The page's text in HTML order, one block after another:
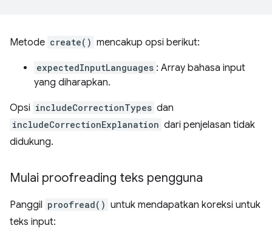
Metode create() mencakup opsi berikut:
expectedInputLanguages : Array bahasa input
yang diharapkan.
Opsi includeCorrectionTypes dan
includeCorrectionExplanation dari penjelasan tidak
didukung.
Mulai proofreading teks pengguna
Panggil proofread() untuk mendapatkan koreksi untuk
teks input: